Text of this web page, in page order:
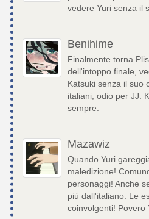
vedere Yuri senza il
Benihime
Finalmente torna
dell'intoppo finale,
Katsuki senza il suo
italiani, odio per JJ.
sempre.
Mazawiz
Quando Yuri
maledizione!
personaggi! Anche
più dall'italiano. Le
coinvolgenti! Povero